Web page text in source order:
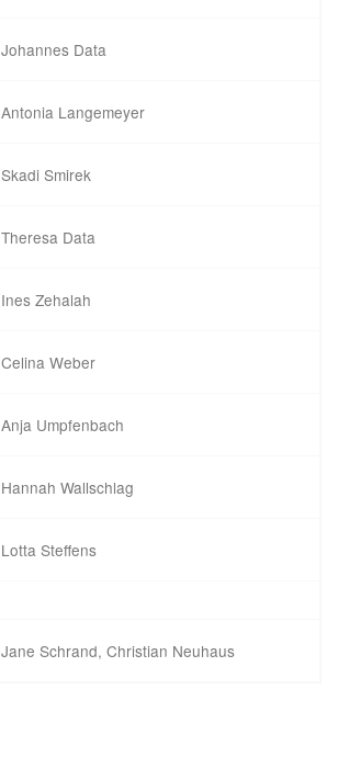
Johannes Data
Antonia Langemeyer
Skadi Smirek
Theresa Data
Ines Zehalah
Celina Weber
Anja Umpfenbach
Hannah Wallschlag
Lotta Steffens
Jane Schrand, Christian Neuhaus